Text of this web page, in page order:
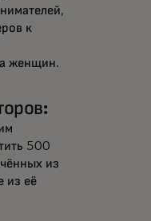
к
женщин.
500
из
из её